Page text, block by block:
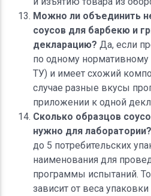
Можно ли объединить
соусов для барбекю и
декларацию? Да, если
по одному
ТУ) и имеет схожий
случае разные вкусы
приложении к одной
Сколько образцов
нужно для лаборатории?
до 5 потребительских
наименования для
программы испытаний.
зависит от веса